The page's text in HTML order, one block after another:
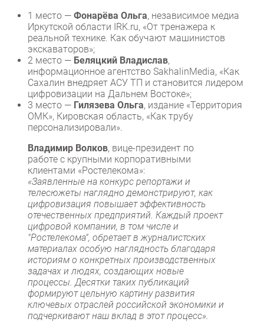
1 место — Фонарёва Ольга, независимое медиа
Иркутской области IRK.ru, «От тренажера к
реальной технике. Как обучают машинистов
экскаваторов»;
2 место — Беляцкий Владислав,
информационное агентство SakhalinMedia, «Как
Сахалин внедряет АСУ ТП и становится лидером
цифровизации на Дальнем Востоке»;
3 место — Гилязева Ольга, издание «Территория
ОМК», Кировская область, «Как трубу
персонализировали».
Владимир Волков, вице-президент по
работе с крупными корпоративными
клиентами «Ростелекома»:
«Заявленные на конкурс репортажи и
телесюжеты наглядно демонстрируют, как
цифровизация повышает эффективность
отечественных предприятий. Каждый проект
цифровой компании, в том числе и
"Ростелекома", обретает в журналистских
материалах особую наглядность благодаря
историям о конкретных производственных
задачах и людях, создающих новые
процессы. Десятки таких публикаций
формируют цельную картину развития
ключевых отраслей российской экономики и
подчеркивают наш вклад в этот процесс».